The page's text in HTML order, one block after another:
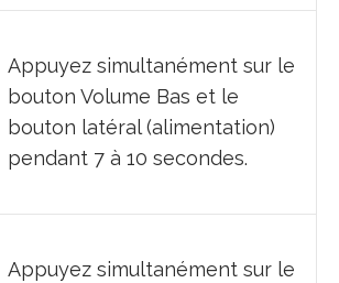
Appuyez simultanément sur le
bouton Volume Bas et le
bouton latéral (alimentation)
pendant 7 à 10 secondes.
Appuyez simultanément sur le